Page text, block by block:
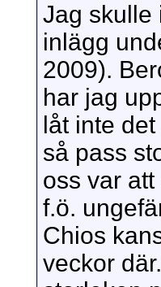
Jag skulle
inlägg
2009).
har jag
låt inte
så pass
oss var
f.ö.
Chios
veckor